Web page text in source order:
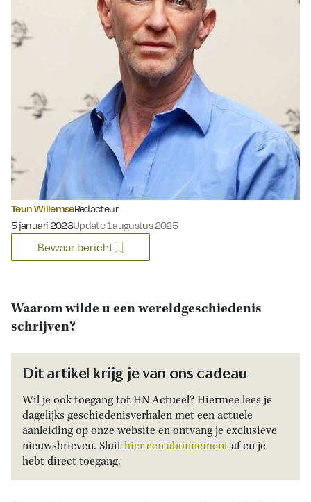
Teun WillemseRedacteur
Gepubliceerd op:
5 januari 2023Update 1 augustus 2025
Bewaar bericht
Waarom wilde u een wereldgeschiedenis
schrijven?
Dit artikel krijg je van ons cadeau
Wil je ook toegang tot HN Actueel? Hiermee lees je
dagelijks geschiedenisverhalen met een actuele
aanleiding op onze website en ontvang je exclusieve
nieuwsbrieven. Sluithier een abonnementaf en je
hebt direct toegang.